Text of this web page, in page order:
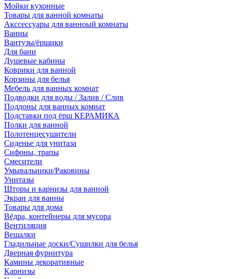
Мойки кухонные
Товары для ванной комнаты
Акссессуары для ванноый комнаты
Ванны
Вантузы/ёршики
Для бани
Душевые кабины
Коврики для ванной
Корзины для белья
Мебель для ванных комнат
Подводки для воды / Залив / Слив
Поддоны для ванных комнат
Подставки под ёрш КЕРАМИКА
Полки для ванной
Полотенцесушители
Сиденье для унитаза
Сифоны, трапы
Смесители
Умывальники/Раковины
Унитазы
Шторы и карнизы для ванной
Экран для ванны
Товары для дома
Вёдра, контейнеры для мусора
Вентиляция
Вешалки
Гладильные доски/Сушилки для белья
Дверная фурнитура
Камины декоративные
Карнизы